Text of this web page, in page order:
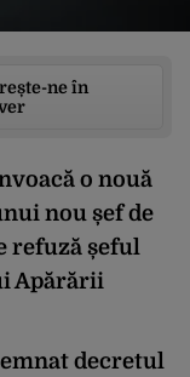
ne în
o nouă
nou șef de
refuză șeful
Apărării
decretul